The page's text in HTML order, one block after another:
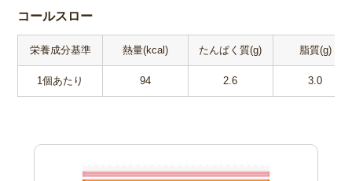
コールスロー
栄養成分基準
1個あたり
熱量(kcal)
94
たんぱく質(g)
2.6
脂質(g)
3.0